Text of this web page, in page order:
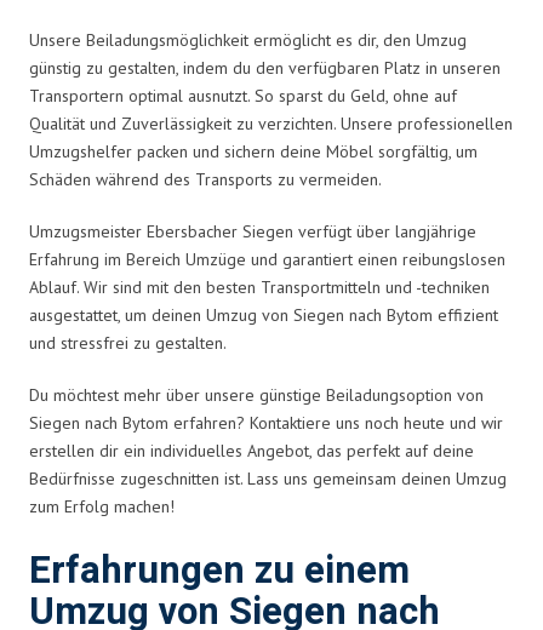
Unsere Beiladungsmöglichkeit ermöglicht es dir, den Umzug
günstig zu gestalten, indem du den verfügbaren Platz in unseren
Transportern optimal ausnutzt. So sparst du Geld, ohne auf
Qualität und Zuverlässigkeit zu verzichten. Unsere professionellen
Umzugshelfer packen und sichern deine Möbel sorgfältig, um
Schäden während des Transports zu vermeiden.
Umzugsmeister Ebersbacher Siegen verfügt über langjährige
Erfahrung im Bereich Umzüge und garantiert einen reibungslosen
Ablauf. Wir sind mit den besten Transportmitteln und -techniken
ausgestattet, um deinen Umzug von Siegen nach Bytom effizient
und stressfrei zu gestalten.
Du möchtest mehr über unsere günstige Beiladungsoption von
Siegen nach Bytom erfahren? Kontaktiere uns noch heute und wir
erstellen dir ein individuelles Angebot, das perfekt auf deine
Bedürfnisse zugeschnitten ist. Lass uns gemeinsam deinen Umzug
zum Erfolg machen!
Erfahrungen zu einem
Umzug von Siegen nach